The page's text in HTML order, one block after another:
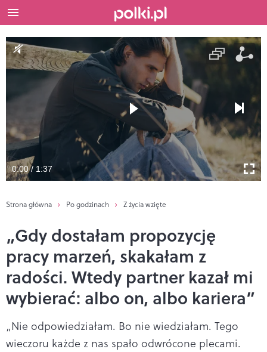
0:00 / 1:37
Strona główna Po godzinach Z życia wzięte
„Gdy dostałam propozycję
pracy marzeń, skakałam z
radości. Wtedy partner kazał mi
wybierać: albo on, albo kariera”
„Nie odpowiedziałam. Bo nie wiedziałam. Tego
wieczoru każde z nas spało odwrócone plecami.